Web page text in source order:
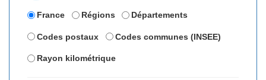
France Régions Départements
Codes postaux Codes communes (INSEE)
Rayon kilométrique